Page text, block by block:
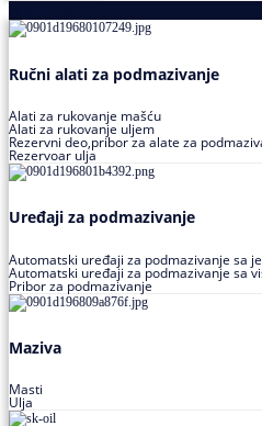
Ručni alati za podmazivanje
Alati za rukovanje mašću
Alati za rukovanje uljem
Rezervni deo,pribor za alate za
Rezervoar ulja
Uređaji za podmazivanje
Automatski uređaji za podmazivanje sa
Automatski uređaji za podmazivanje sa
Pribor za podmazivanje
Maziva
Masti
Ulja